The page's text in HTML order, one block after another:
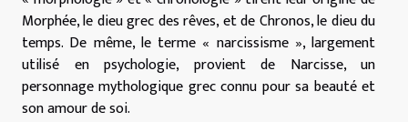
Morphée, le dieu grec des rêves, et de Chronos, le dieu du
temps. De même, le terme « narcissisme », largement
utilisé en psychologie, provient de Narcisse, un
personnage mythologique grec connu pour sa beauté et
son amour de soi.